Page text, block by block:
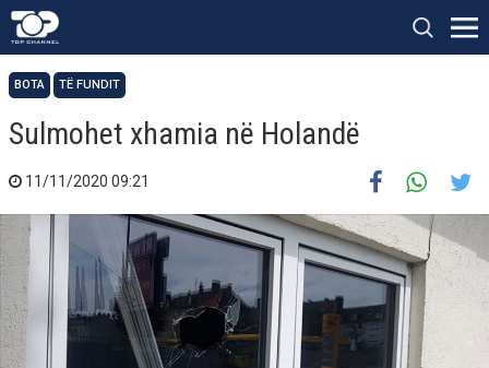
BOTA TË FUNDIT
Sulmohet xhamia në Holandë
11/11/2020 09:21